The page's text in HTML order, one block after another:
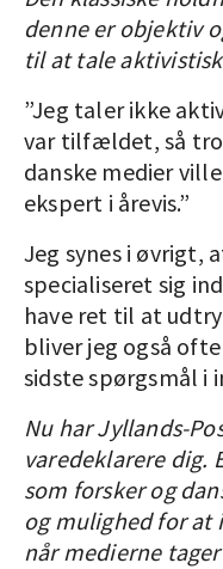
denne er objektiv
til at tale
”Jeg taler ikke
var tilfældet, så
danske medier
ekspert i årevis.”
Jeg synes i øvrigt,
specialiseret sig
have ret til at
bliver jeg også
sidste spørgsmål i
Nu har Jyllands-
varedeklarere dig.
som forsker og
og mulighed for at
når medierne